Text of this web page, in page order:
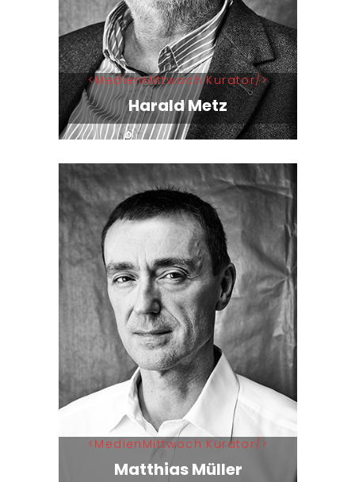
MedienMittwoch Kurator
Harald Metz
MedienMittwoch Kurator
Matthias Müller